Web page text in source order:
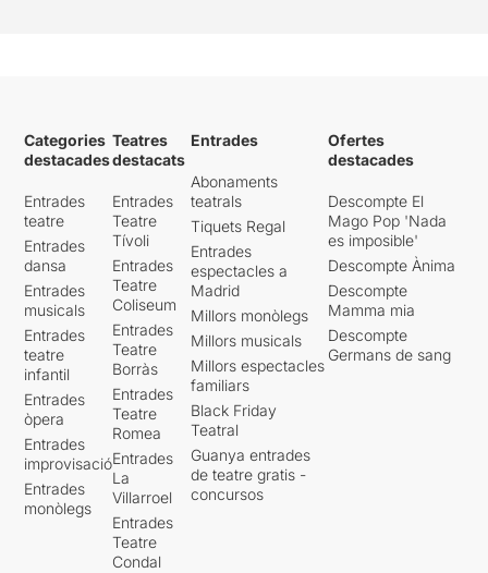
Categories
destacades
Entrades
teatre
Entrades
dansa
Entrades
musicals
Entrades
teatre
infantil
Entrades
òpera
Entrades
improvisació
Entrades
monòlegs
Teatres
destacats
Entrades
Teatre
Tívoli
Entrades
Teatre
Coliseum
Entrades
Teatre
Borràs
Entrades
Teatre
Romea
Entrades
La
Villarroel
Entrades
Teatre
Condal
Entrades
Abonaments
teatrals
Tiquets Regal
Entrades
espectacles a
Madrid
Millors monòlegs
Millors musicals
Millors espectacles
familiars
Black Friday
Teatral
Guanya entrades
de teatre gratis -
concursos
Ofertes
destacades
Descompte El
Mago Pop 'Nada
es imposible'
Descompte Ànima
Descompte
Mamma mia
Descompte
Germans de sang